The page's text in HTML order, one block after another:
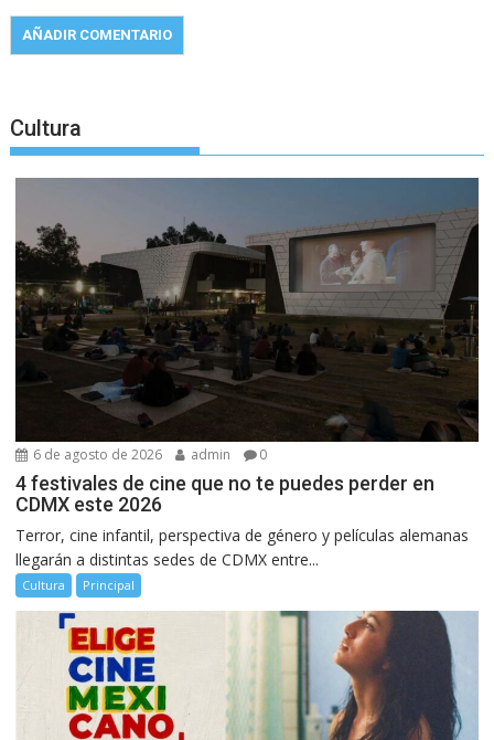
Cultura
6 de agosto de 2026 admin 0
4 festivales de cine que no te puedes perder en
CDMX este 2026
Terror, cine infantil, perspectiva de género y películas alemanas
llegarán a distintas sedes de CDMX entre...
Cultura Principal